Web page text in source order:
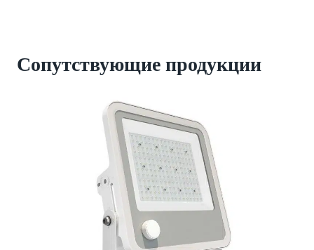
Сопутствующие продукции